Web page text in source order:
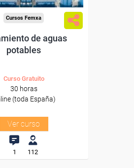
Cursos Femxa
de aguas
potables
Curso Gratuito
30 horas
(toda España)
Ver curso
1 112